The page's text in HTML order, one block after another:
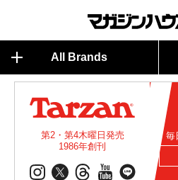
All Brands
第2・第4木曜日発売
1986年創刊
毎